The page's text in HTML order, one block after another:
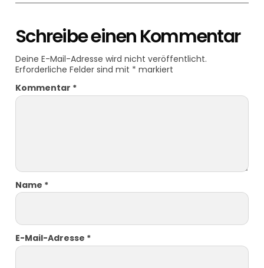
Schreibe einen Kommentar
Deine E-Mail-Adresse wird nicht veröffentlicht.
Erforderliche Felder sind mit * markiert
Kommentar *
Name *
E-Mail-Adresse *